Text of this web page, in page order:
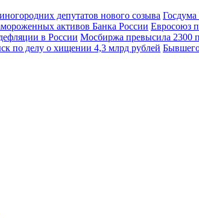
Госдума
Евросоюз
Мосбиржа превысила 2300